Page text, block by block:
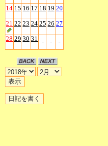
14 15 16 17 18 19 20
21 22 23 24 25 26 27
28 29 30 31 - - -